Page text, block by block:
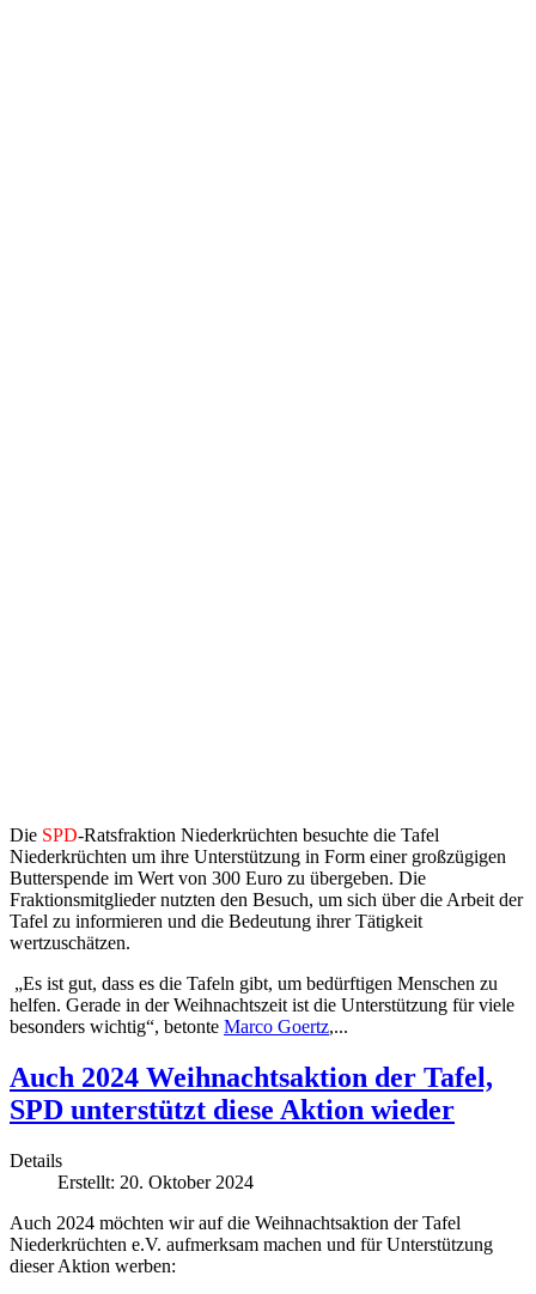
Die SPD-Ratsfraktion Niederkrüchten besuchte die Tafel
Niederkrüchten um ihre Unterstützung in Form einer großzügigen
Butterspende im Wert von 300 Euro zu übergeben. Die
Fraktionsmitglieder nutzten den Besuch, um sich über die Arbeit der
Tafel zu informieren und die Bedeutung ihrer Tätigkeit
wertzuschätzen.
„Es ist gut, dass es die Tafeln gibt, um bedürftigen Menschen zu
helfen. Gerade in der Weihnachtszeit ist die Unterstützung für viele
besonders wichtig“, betonte Marco Goertz,...
Auch 2024 Weihnachtsaktion der Tafel,
SPD unterstützt diese Aktion wieder
Details
Erstellt: 20. Oktober 2024
Auch 2024 möchten wir auf die Weihnachtsaktion der Tafel
Niederkrüchten e.V. aufmerksam machen und für Unterstützung
dieser Aktion werben: